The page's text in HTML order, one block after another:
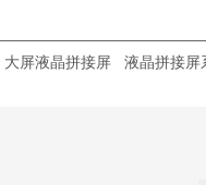
大屏液晶拼接屏 液晶拼接屏